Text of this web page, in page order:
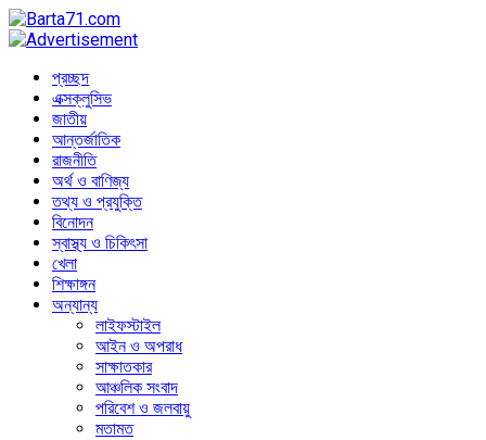
প্রচ্ছদ
এক্সক্লুসিভ
জাতীয়
আন্তর্জাতিক
রাজনীতি
অর্থ ও বাণিজ্য
তথ্য ও প্রযুক্তি
বিনোদন
স্বাস্থ্য ও চিকিৎসা
খেলা
শিক্ষাঙ্গন
অন্যান্য
লাইফস্টাইল
আইন ও অপরাধ
সাক্ষাতকার
আঞ্চলিক সংবাদ
পরিবেশ ও জলবায়ু
মতামত